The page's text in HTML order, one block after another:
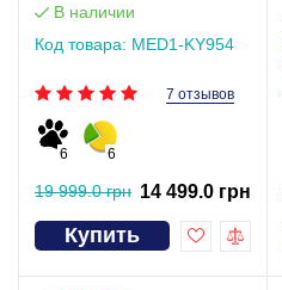
В наличии
Код товара: MED1-KY954
7 отзывов
6 6
19 999.0 грн 14 499.0 грн
Купить